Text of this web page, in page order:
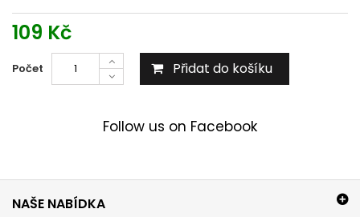
109 Kč
Počet Přidat do košíku
Follow us on Facebook
NAŠE NABÍDKA